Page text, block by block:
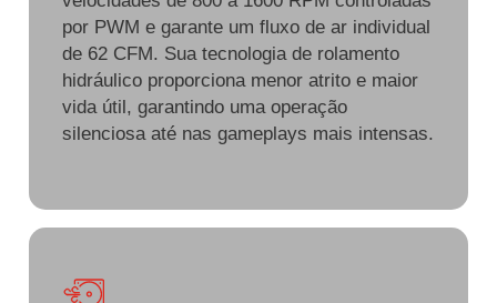
por PWM e garante um fluxo de ar individual
de 62 CFM. Sua tecnologia de rolamento
hidráulico proporciona menor atrito e maior
vida útil, garantindo uma operação
silenciosa até nas gameplays mais intensas.